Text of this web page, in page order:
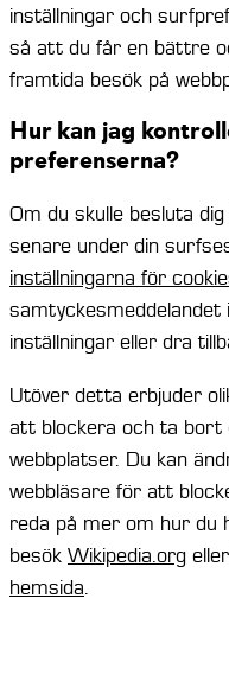
inställningar och
så att du får en bättre
framtida besök på
Hur kan jag
preferenserna?
Om du skulle besluta
senare under din
inställningarna för
inställningar eller dra
Utöver detta erbjuder
att blockera och ta bort
webbplatser. Du kan
webbläsare för att
reda på mer om hur du
besök Wikipedia.org eller
hemsida.